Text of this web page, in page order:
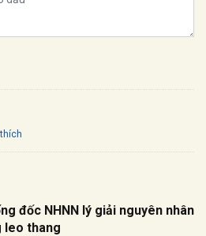
đốc NHNN lý giải nguyên nhân
leo thang